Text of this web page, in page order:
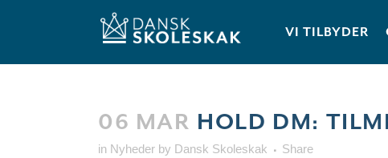
VI TILBYDER
06 MAR HOLD DM:
in Nyheder by Dansk Skoleskak Share